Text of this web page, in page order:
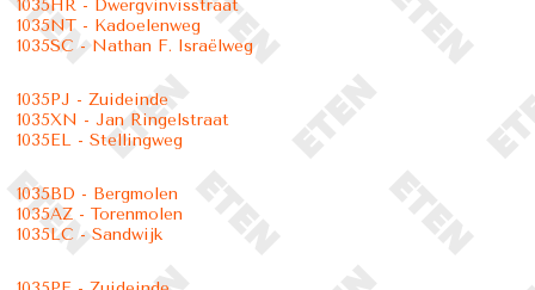
1035HR - Dwergvinvisstraat
1035NT - Kadoelenweg
1035SC - Nathan F. Israëlweg
1035PJ - Zuideinde
1035XN - Jan Ringelstraat
1035EL - Stellingweg
1035BD - Bergmolen
1035AZ - Torenmolen
1035LC - Sandwijk